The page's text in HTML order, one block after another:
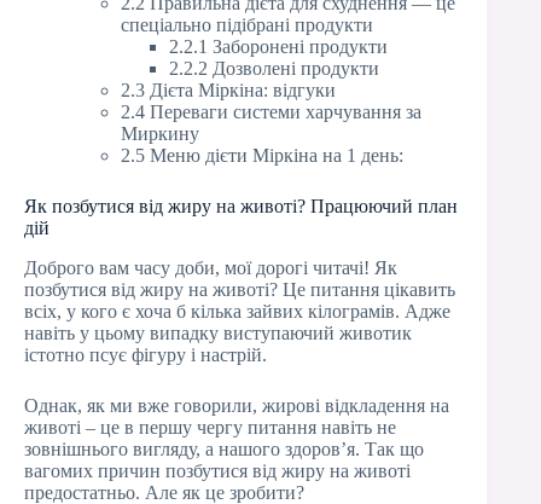
спеціально підібрані продукти
2.2.1 Заборонені продукти
2.2.2 Дозволені продукти
2.3 Дієта Міркіна: відгуки
2.4 Переваги системи харчування за
Миркину
2.5 Меню дієти Міркіна на 1 день:
Як позбутися від жиру на животі? Працюючий план
дій
Доброго вам часу доби, мої дорогі читачі! Як
позбутися від жиру на животі? Це питання цікавить
всіх, у кого є хоча б кілька зайвих кілограмів. Адже
навіть у цьому випадку виступаючий животик
істотно псує фігуру і настрій.
Однак, як ми вже говорили, жирові відкладення на
животі – це в першу чергу питання навіть не
зовнішнього вигляду, а нашого здоров’я. Так що
вагомих причин позбутися від жиру на животі
предостатньо. Але як це зробити?